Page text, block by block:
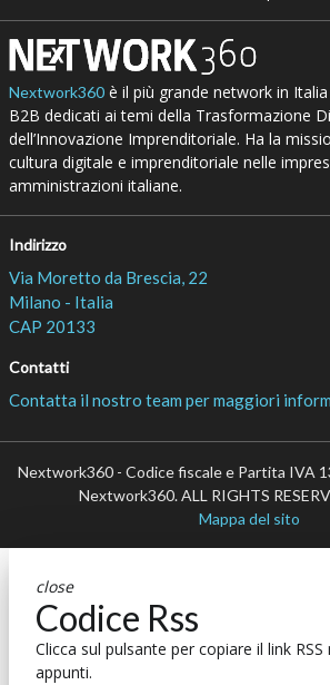
Nextwork360è il più grande network in
B2B dedicati ai temi della Trasformazione
dell’Innovazione Imprenditoriale. Ha la
cultura digitale e imprenditoriale nelle
amministrazioni italiane.
Indirizzo
Via Moretto da Brescia, 22
Milano - Italia
CAP 20133
Contatti
Contatta il nostro team per maggiori
Nextwork360 - Codice fiscale e Partita IVA
Nextwork360. ALL RIGHTS
Mappa del sito
close
Codice Rss
Clicca sul pulsante per copiare il link RSS
appunti.